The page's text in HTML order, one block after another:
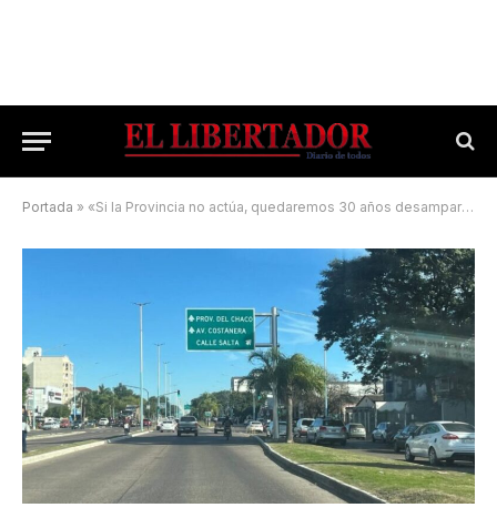
Portada » «Si la Provincia no actúa, quedaremos 30 años desamparados»